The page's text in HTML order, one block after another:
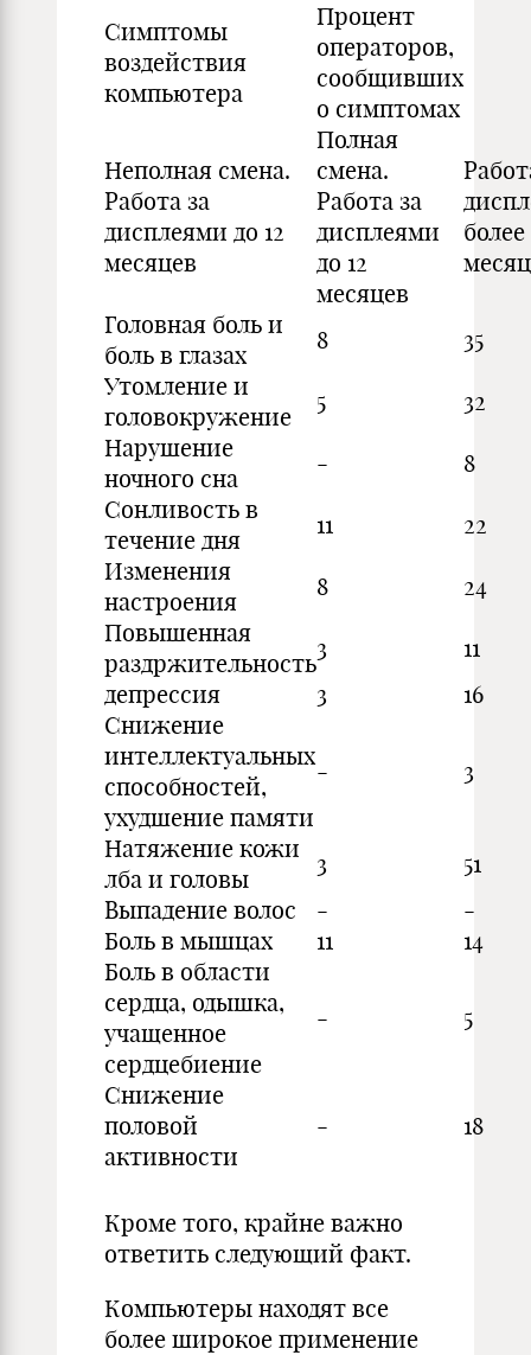
Симптомы
воздействия
компьютера
Процент
операторов,
сообщивших
о симптомах
Неполная смена.
Работа за
дисплеями до 12
месяцев
Полная
смена.
Работа за
дисплеями
до 12
месяцев
более
Головная боль и
боль в глазах
8
35
Утомление и
головокружение
5
32
Нарушение
ночного сна
-
8
Сонливость в
течение дня
11
22
Изменения
настроения
8
24
Повышенная
раздржительность
3
11
депрессия
3
16
Снижение
интеллектуальных
способностей,
ухудшение памяти
- 3
Натяжение кожи
лба и головы
3
51
Выпадение волос
-
-
Боль в мышцах
11
14
Боль в области
сердца, одышка,
учащенное
сердцебиение
- 5
Снижение
половой
активности
- 18
Кроме того, крайне важно
ответить следующий факт.
Компьютеры находят все
более широкое применение